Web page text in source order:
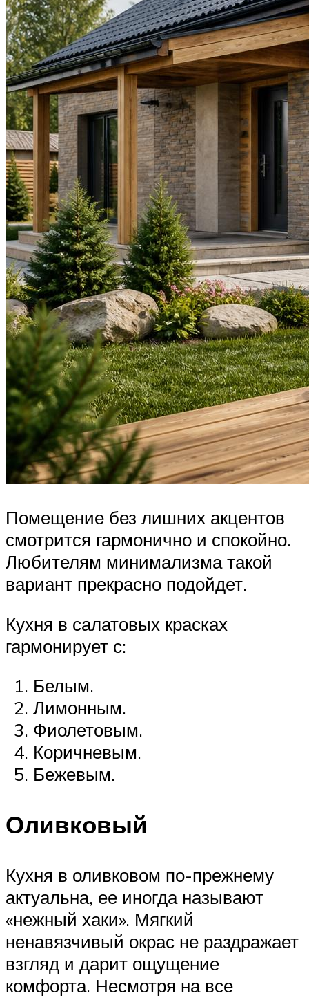
Помещение без лишних акцентов
смотрится гармонично и спокойно.
Любителям минимализма такой
вариант прекрасно подойдет.
Кухня в салатовых красках
гармонирует с:
Белым.
Лимонным.
Фиолетовым.
Коричневым.
Бежевым.
Оливковый
Кухня в оливковом по-прежнему
актуальна, ее иногда называют
«нежный хаки». Мягкий
ненавязчивый окрас не раздражает
взгляд и дарит ощущение
комфорта. Несмотря на все